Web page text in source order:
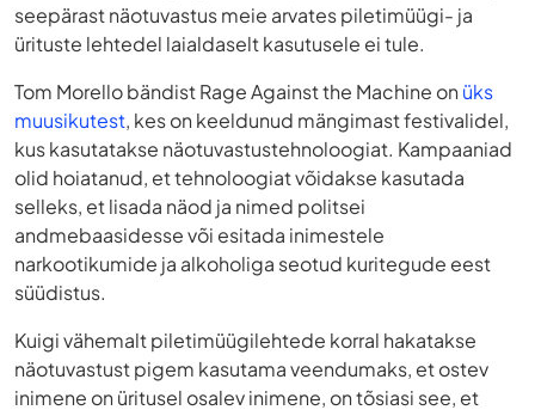
seepärast näotuvastus meie arvates piletimüügi- ja
ürituste lehtedel laialdaselt kasutusele ei tule.
Tom Morello bändist Rage Against the Machine on üks
muusikutest, kes on keeldunud mängimast festivalidel,
kus kasutatakse näotuvastustehnoloogiat. Kampaaniad
olid hoiatanud, et tehnoloogiat võidakse kasutada
selleks, et lisada näod ja nimed politsei
andmebaasidesse või esitada inimestele
narkootikumide ja alkoholiga seotud kuritegude eest
süüdistus.
Kuigi vähemalt piletimüügilehtede korral hakatakse
näotuvastust pigem kasutama veendumaks, et ostev
inimene on üritusel osalev inimene, on tõsiasi see, et